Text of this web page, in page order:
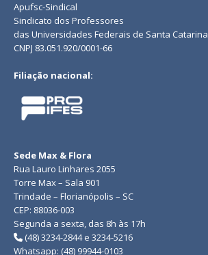
Apufsc-Sindical
Sindicato dos Professores
das Universidades Federais de Santa Catarina
CNPJ 83.051.920/0001-66
Filiação nacional:
Sede Max & Flora
Rua Lauro Linhares 2055
Torre Max – Sala 901
Trindade – Florianópolis – SC
CEP: 88036-003
Segunda a sexta, das 8h às 17h
(48) 3234-2844 e 3234-5216
Whatsapp: (48) 99944-0103